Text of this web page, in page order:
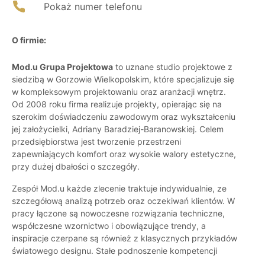
Pokaż numer telefonu
O firmie:
Mod.u Grupa Projektowa to uznane studio projektowe z
siedzibą w Gorzowie Wielkopolskim, które specjalizuje się
w kompleksowym projektowaniu oraz aranżacji wnętrz.
Od 2008 roku firma realizuje projekty, opierając się na
szerokim doświadczeniu zawodowym oraz wykształceniu
jej założycielki, Adriany Baradziej-Baranowskiej. Celem
przedsiębiorstwa jest tworzenie przestrzeni
zapewniających komfort oraz wysokie walory estetyczne,
przy dużej dbałości o szczegóły.
Zespół Mod.u każde zlecenie traktuje indywidualnie, ze
szczegółową analizą potrzeb oraz oczekiwań klientów. W
pracy łączone są nowoczesne rozwiązania techniczne,
współczesne wzornictwo i obowiązujące trendy, a
inspiracje czerpane są również z klasycznych przykładów
światowego designu. Stałe podnoszenie kompetencji